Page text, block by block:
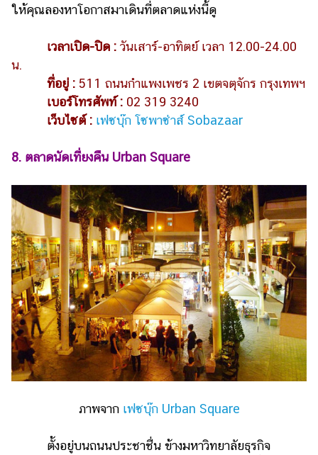
ให้คุณลองหาโอกาสมาเดินที่ตลาดแห่งนี้ดู
เวลาเปิด-ปิด : วันเสาร์-อาทิตย์ เวลา 12.00-24.00
น.
ที่อยู่ : 511 ถนนกำแพงเพชร 2 เขตจตุจักร กรุงเทพฯ
เบอร์โทรศัพท์ : 02 319 3240
เว็บไซต์ : เฟซบุ๊ก โซพาซ่าส์ Sobazaar
8. ตลาดนัดเที่ยงคืน Urban Square
ภาพจาก เฟซบุ๊ก Urban Square
ตั้งอยู่บนถนนประชาชื่น ข้างมหาวิทยาลัยธุรกิจ